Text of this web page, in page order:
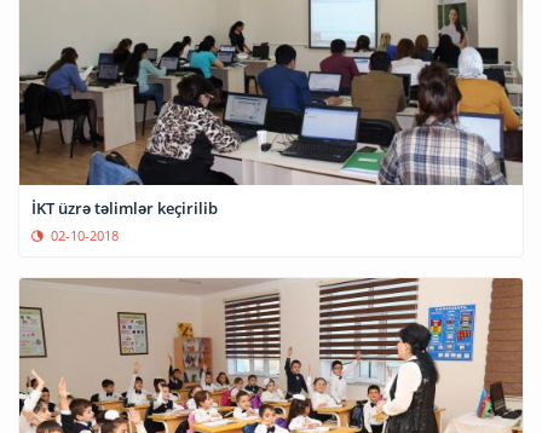
İKT üzrə təlimlər keçirilib
02-10-2018